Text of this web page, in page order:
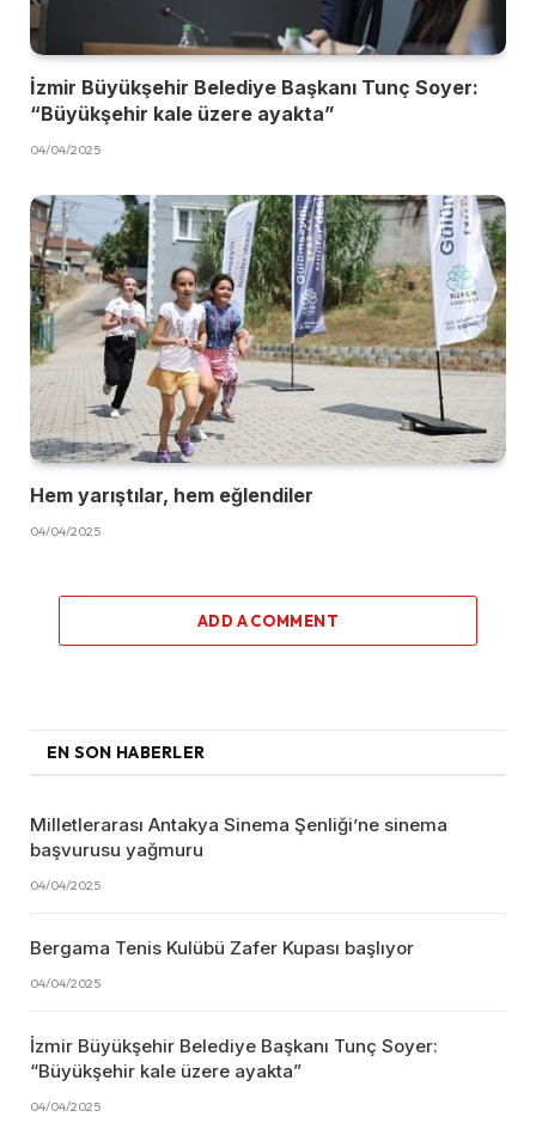
İzmir Büyükşehir Belediye Başkanı Tunç Soyer:
“Büyükşehir kale üzere ayakta”
04/04/2025
Hem yarıştılar, hem eğlendiler
04/04/2025
ADD A COMMENT
EN SON HABERLER
Milletlerarası Antakya Sinema Şenliği’ne sinema
başvurusu yağmuru
04/04/2025
Bergama Tenis Kulübü Zafer Kupası başlıyor
04/04/2025
İzmir Büyükşehir Belediye Başkanı Tunç Soyer:
“Büyükşehir kale üzere ayakta”
04/04/2025